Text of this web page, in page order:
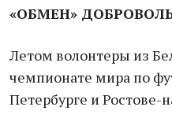
«ОБМЕН»
Летом волонтеры из
чемпионате мира по
Петербурге и